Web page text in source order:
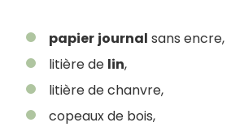
papier journal sans encre,
litière de lin,
litière de chanvre,
copeaux de bois,